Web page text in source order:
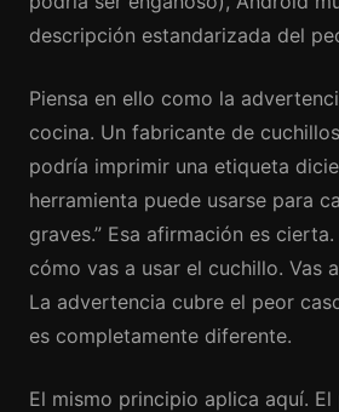
descripción estandarizada del
Piensa en ello como la
cocina. Un fabricante de
podría imprimir una etiqueta
herramienta puede usarse para
graves.” Esa afirmación es
cómo vas a usar el cuchillo. Vas
La advertencia cubre el peor
es completamente diferente.
El mismo principio aplica aquí. El